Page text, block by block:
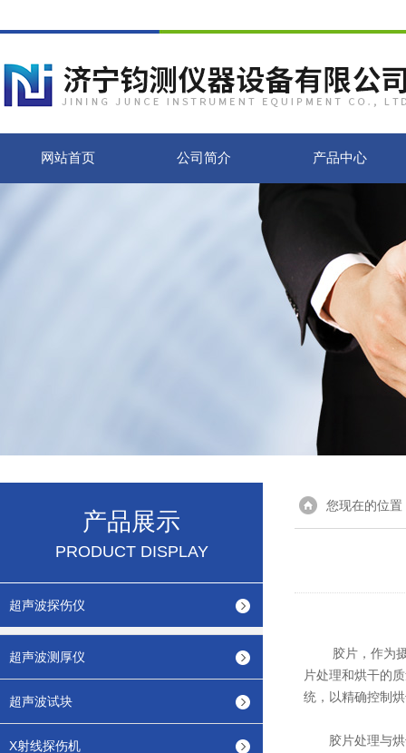
网站首页 公司简介 产品中心
产品展示
PRODUCT DISPLAY
超声波探伤仪
超声波测厚仪
超声波试块
X射线探伤机
您现在的位置
胶片，作为摄
片处理和烘干的
统，以精确控制
胶片处理与烘